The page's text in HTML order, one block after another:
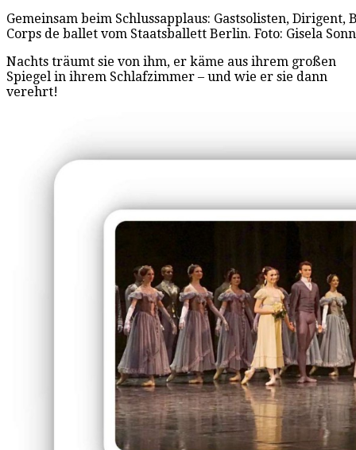
Gemeinsam beim Schlussapplaus: Gastsolisten,
Corps de ballet vom Staatsballett Berlin. Foto: Gisela
Nachts träumt sie von ihm, er käme aus ihrem großen
Spiegel in ihrem Schlafzimmer – und wie er sie dann
verehrt!